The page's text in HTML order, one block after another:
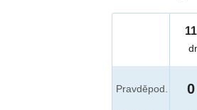
Pravděpod.